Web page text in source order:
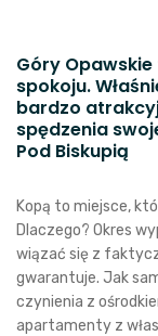
Góry
spokoju.
bardzo
spędzenia
Pod Biskupią
Kopą to miejsce,
Dlaczego? Okres
wiązać się z
gwarantuje. Jak
czynienia z
apartamenty z